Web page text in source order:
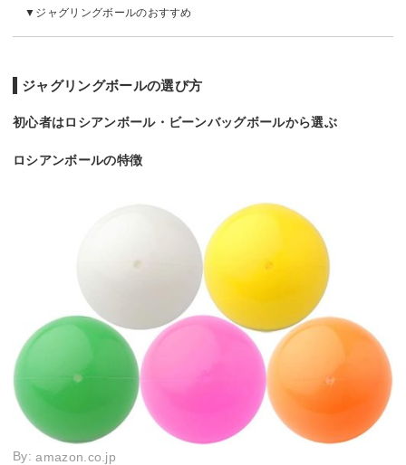
ジャグリングボールのおすすめ
ジャグリングボールの選び方
初心者はロシアンボール・ビーンバッグボールから選ぶ
ロシアンボールの特徴
By:amazon.co.jp